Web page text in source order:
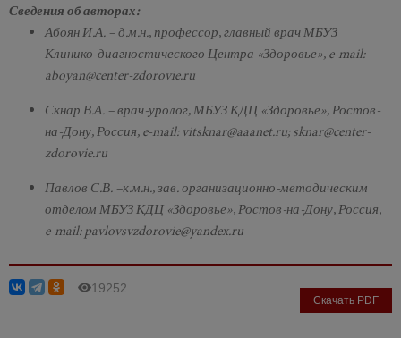
Сведения об авторах:
Абоян И.А. – д.м.н., профессор, главный врач МБУЗ
Клинико-диагностического Центра «Здоровье», e-mail:
aboyan@center-zdorovie.ru
Скнар В.А. – врач-уролог, МБУЗ КДЦ «Здоровье», Ростов-
на-Дону, Россия, e-mail: vitsknar@aaanet.ru; sknar@center-
zdorovie.ru
Павлов С.В. –к.м.н., зав. организационно-методическим
отделом МБУЗ КДЦ «Здоровье», Ростов-на-Дону, Россия,
e-mail: pavlovsvzdorovie@yandex.ru
19252
Скачать PDF